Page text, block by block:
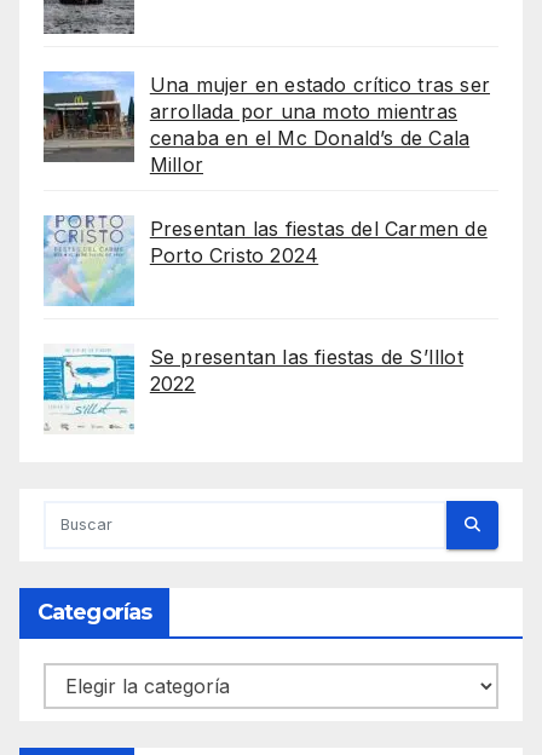
Una mujer en estado crítico tras ser
arrollada por una moto mientras
cenaba en el Mc Donald’s de Cala
Millor
Presentan las fiestas del Carmen de
Porto Cristo 2024
Se presentan las fiestas de S’Illot
2022
Categorías
Categorías